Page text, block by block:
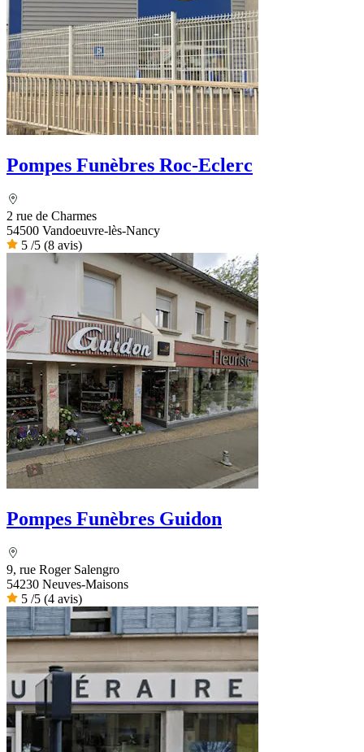
Pompes Funèbres Roc-Eclerc
2 rue de Charmes
54500 Vandoeuvre-lès-Nancy
5 /5 (8 avis)
Pompes Funèbres Guidon
9, rue Roger Salengro
54230 Neuves-Maisons
5 /5 (4 avis)